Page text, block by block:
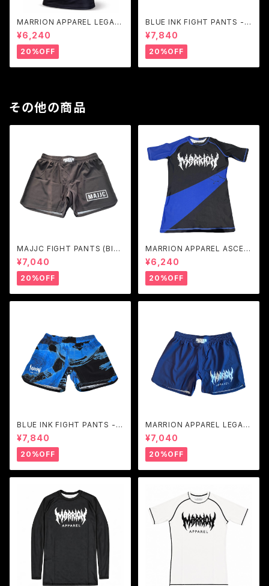
MARRION APPAREL LEGAC
Y LOGO RASH GUARD (Bla
ck×White)
¥6,240
20%OFF
BLUE INK FIGHT PANTS -D
EEP BLUE
¥7,840
20%OFF
その他の商品
MAJJC FIGHT PANTS (Blac
k×White)
¥7,040
20%OFF
MARRION APPAREL ASCEN
T RASHGUARD — BLUE
¥6,240
20%OFF
BLUE INK FIGHT PANTS -D
EEP BLUE
¥7,840
20%OFF
MARRION APPAREL LEGAC
Y LOGO FIGHT PANTS (Na
vy×White)
¥7,040
20%OFF